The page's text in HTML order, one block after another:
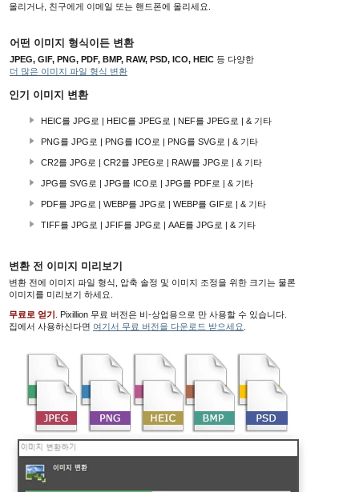
올리거나, 친구에게 이메일 또는 핸드폰에 올리세요.
어떤 이미지 형식이든 변환
JPEG, GIF, PNG, PDF, BMP, RAW, PSD, ICO, HEIC 등 다양한
더 많은 이미지 파일 형식 변환
인기 이미지 변환
HEIC를 JPG로 | HEIC를 JPEG로 | NEF를 JPEG로 | & 기타
PNG를 JPG로 | PNG를 ICO로 | PNG를 SVG로 | & 기타
CR2를 JPG로 | CR2를 JPEG로 | RAW를 JPG로 | & 기타
JPG를 SVG로 | JPG를 ICO로 | JPG를 PDF로 | & 기타
PDF를 JPG로 | WEBP를 JPG로 | WEBP를 GIF로 | & 기타
TIFF를 JPG로 | JFIF를 JPG로 | AAE를 JPG로 | & 기타
변환 전 이미지 미리보기
변환 전에 이미지 파일 형식, 압축 솔정 및 이미지 조정을 위한 크기는 물론
이미지를 미리보기 하세요.
무료로 얻기 Pixillion 무료 버전은 비-상업용으로 만 사용할 수 있습니다.
집에서 사용하신다면 여기서 무료 버전을 다운로드 받으세요